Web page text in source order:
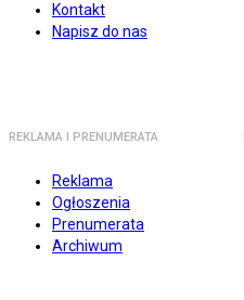
Kontakt
Napisz do nas
REKLAMA I PRENUMERATA
Reklama
Ogłoszenia
Prenumerata
Archiwum